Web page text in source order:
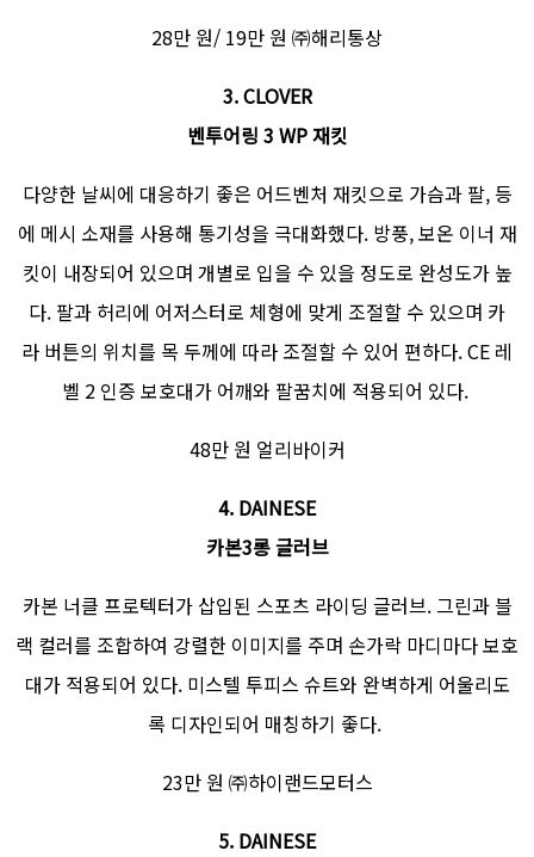
28만 원/ 19만 원 ㈜해리통상
3. CLOVER
벤투어링 3 WP 재킷
다양한 날씨에 대응하기 좋은 어드벤처 재킷으로 가슴과 팔, 등
에 메시 소재를 사용해 통기성을 극대화했다. 방풍, 보온 이너 재
킷이 내장되어 있으며 개별로 입을 수 있을 정도로 완성도가 높
다. 팔과 허리에 어저스터로 체형에 맞게 조절할 수 있으며 카
라 버튼의 위치를 목 두께에 따라 조절할 수 있어 편하다. CE 레
벨 2 인증 보호대가 어깨와 팔꿈치에 적용되어 있다.
48만 원 얼리바이커
4. DAINESE
카본3롱 글러브
카본 너클 프로텍터가 삽입된 스포츠 라이딩 글러브. 그린과 블
랙 컬러를 조합하여 강렬한 이미지를 주며 손가락 마디마다 보호
대가 적용되어 있다. 미스텔 투피스 슈트와 완벽하게 어울리도
록 디자인되어 매칭하기 좋다.
23만 원 ㈜하이랜드모터스
5. DAINESE